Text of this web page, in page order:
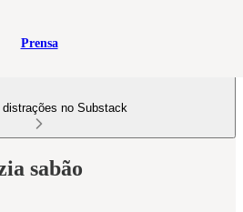
Prensa
distrações no Substack
sabão